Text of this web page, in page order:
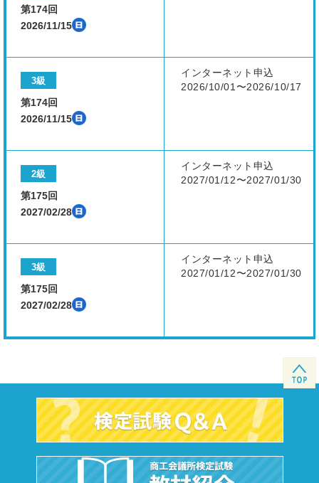
第174回
2026/11/15
3級
第174回
2026/11/15
インターネット申込
2026/10/01〜2026/10/17
2級
第175回
2027/02/28
インターネット申込
2027/01/12〜2027/01/30
3級
第175回
2027/02/28
インターネット申込
2027/01/12〜2027/01/30